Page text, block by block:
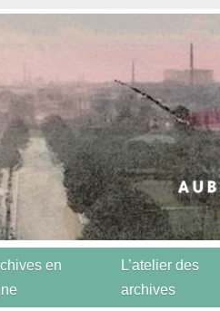
en
L’atelier des
archives